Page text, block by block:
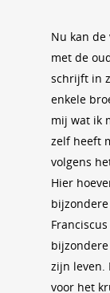
Nu kan
met de
schrijft in
enkele
mij wat ik
zelf heeft
volgens
Hier
zijn leven.
voor het